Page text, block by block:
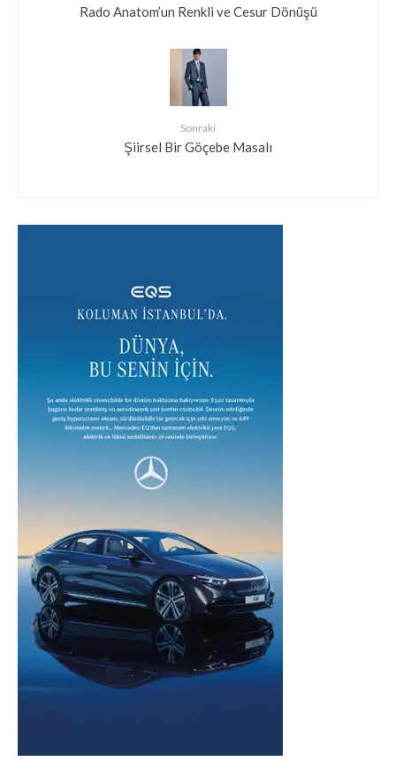
Rado Anatom’un Renkli ve Cesur Dönüşü
Sonraki
Şiirsel Bir Göçebe Masalı